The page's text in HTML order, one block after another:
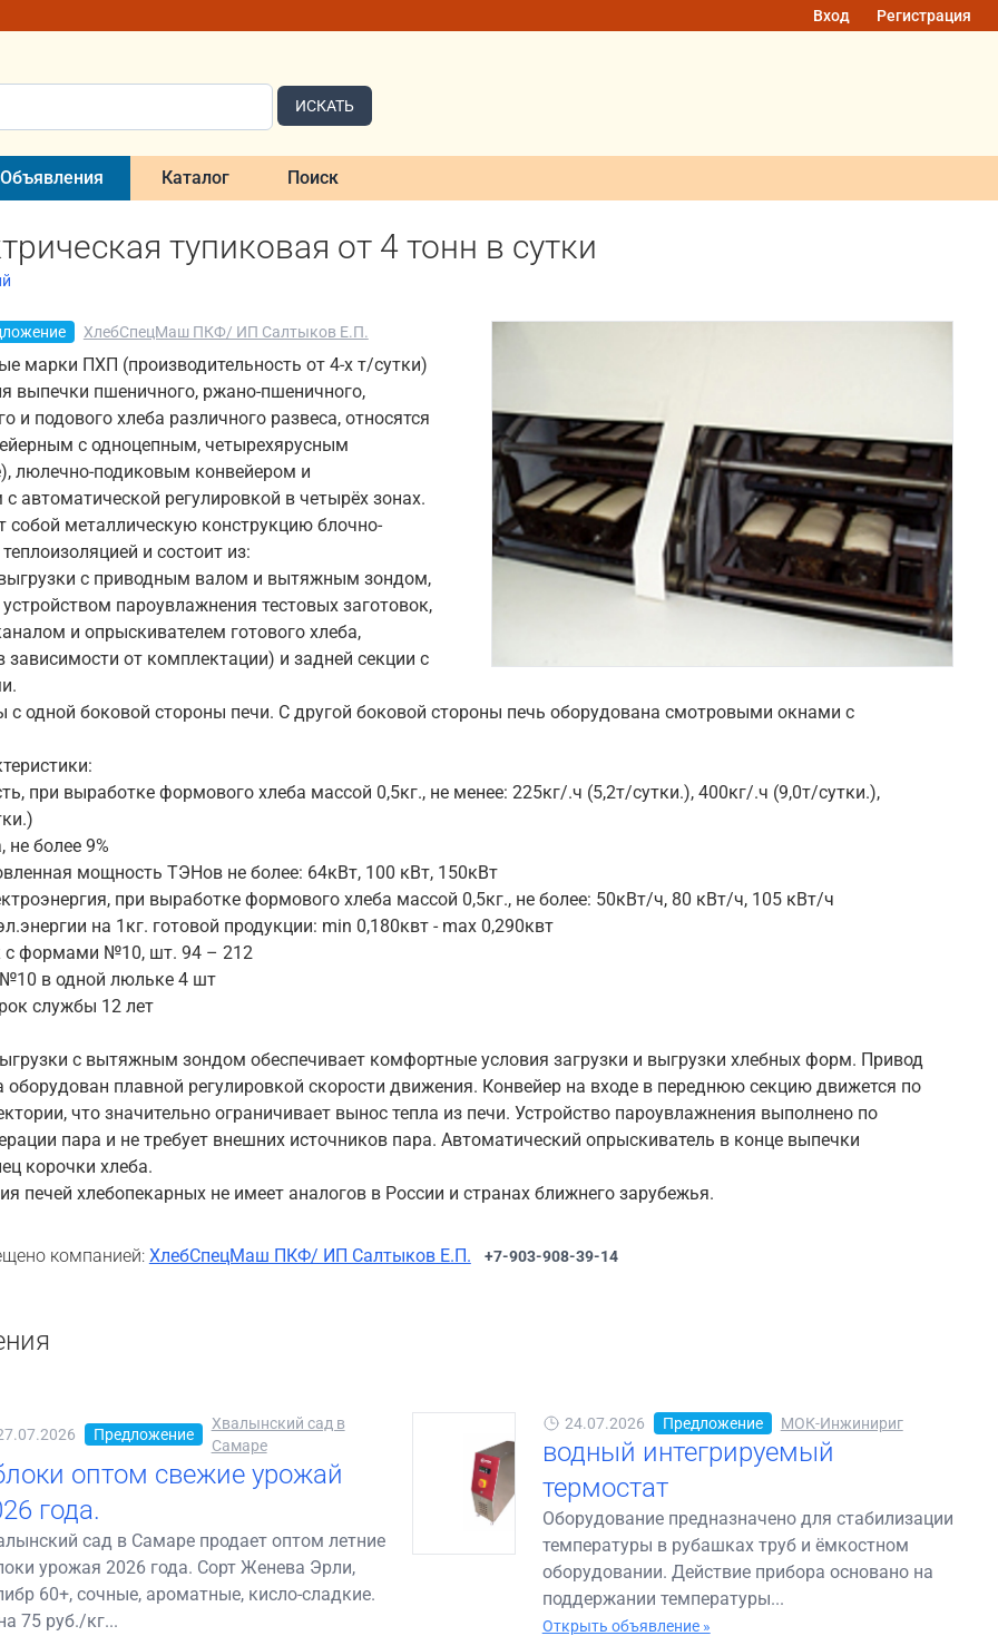
Вход Регистрация
ИСКАТЬ
Объявления Каталог Поиск
тупиковая от 4 тонн в сутки
ХлебСпецМаш ПКФ/ ИП Салтыков Е.П.
марки ПХП (производительность от 4-х т/сутки)
выпечки пшеничного, ржано-пшеничного,
и подового хлеба различного развеса, относятся
с одноцепным, четырехярусным
люлечно-подиковым конвейером и
автоматической регулировкой в четырёх зонах.
собой металлическую конструкцию блочно-
и состоит из:
выгрузки с приводным валом и вытяжным зондом,
пароувлажнения тестовых заготовок,
и опрыскивателем готового хлеба,
зависимости от комплектации) и задней секции с
одной боковой стороны печи. С другой боковой стороны печь оборудована смотровыми окнами с
при выработке формового хлеба массой 0,5кг., не менее: 225кг/.ч (5,2т/сутки.), 400кг/.ч (9,0т/сутки.),
не более 9%
мощность ТЭНов не более: 64кВт, 100 кВт, 150кВт
при выработке формового хлеба массой 0,5кг., не более: 50кВт/ч, 80 кВт/ч, 105 кВт/ч
на 1кг. готовой продукции: min 0,180квт - max 0,290квт
с формами №10, шт. 94 – 212
в одной люльке 4 шт
службы 12 лет
с вытяжным зондом обеспечивает комфортные условия загрузки и выгрузки хлебных форм. Привод
оборудован плавной регулировкой скорости движения. Конвейер на входе в переднюю секцию движется по
что значительно ограничивает вынос тепла из печи. Устройство пароувлажнения выполнено по
пара и не требует внешних источников пара. Автоматический опрыскиватель в конце выпечки
корочки хлеба.
печей хлебопекарных не имеет аналогов в России и странах ближнего зарубежья.
компанией: ХлебСпецМаш ПКФ/ ИП Салтыков Е.П. +7-903-908-39-14
Предложение
Хвалынский сад в
Самаре
оптом свежие урожай
года.
сад в Самаре продает оптом летние
урожая 2026 года. Сорт Женева Эрли,
60+, сочные, ароматные, кисло-сладкие.
75 руб./кг...
24.07.2026 Предложение МОК-Инжинириг
водный интегрируемый
термостат
Оборудование предназначено для стабилизации
температуры в рубашках труб и ёмкостном
оборудовании. Действие прибора основано на
поддержании температуры...
Открыть объявление »